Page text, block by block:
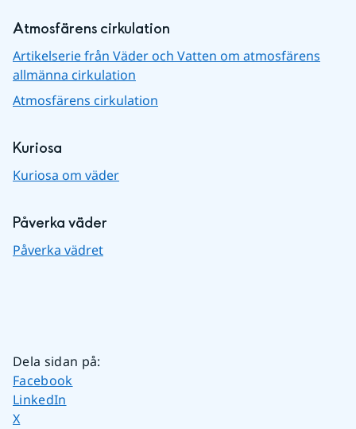
Atmosfärens cirkulation
Artikelserie från Väder och Vatten om atmosfärens
allmänna cirkulation
Atmosfärens cirkulation
Kuriosa
Kuriosa om väder
Påverka väder
Påverka vädret
Dela sidan på:
Dela sidan på
Facebook
Dela sidan på
LinkedIn
Dela sidan på
X